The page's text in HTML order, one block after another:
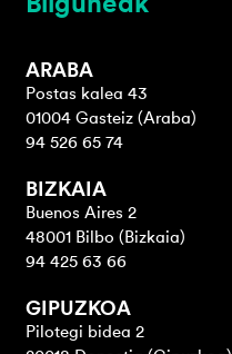
ARABA
Postas kalea 43
01004 Gasteiz (Araba)
94 526 65 74
BIZKAIA
Buenos Aires 2
48001 Bilbo (Bizkaia)
94 425 63 66
GIPUZKOA
Pilotegi bidea 2